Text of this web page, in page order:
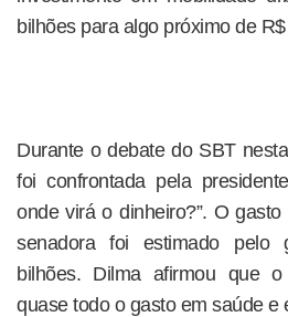
bilhões para algo próximo de
Durante o debate do SBT
foi confrontada pela
onde virá o dinheiro?”. O
senadora foi estimado pelo
bilhões. Dilma afirmou que
quase todo o gasto em saúde e